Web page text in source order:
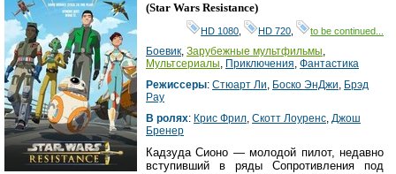
(Star Wars Resistance)
HD 1080, HD 720, to be continued...
Боевик, Зарубежные мультфильмы,
Мультсериалы, Приключения, Фантастика
Режиссеры: Стюарт Ли, Боско ЭнДжи, Брэд
Рау
В ролях: Крис Фрил, Скотт Лоуренс, Джош
Бренер
Кадзуда Сионо — молодой пилот, недавно
вступивший в ряды Сопротивления под